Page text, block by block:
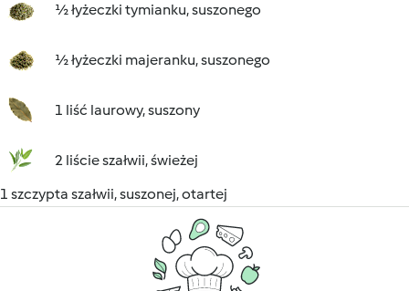
½ łyżeczki tymianku, suszonego
½ łyżeczki majeranku, suszonego
1 liść laurowy, suszony
2 liście szałwii, świeżej
1 szczypta szałwii, suszonej, otartej